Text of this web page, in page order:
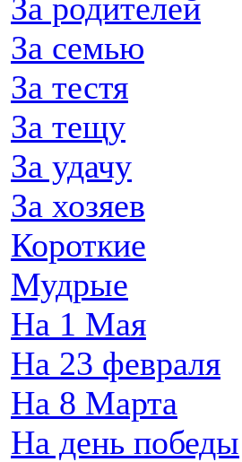
За родителей
За семью
За тестя
За тещу
За удачу
За хозяев
Короткие
Мудрые
На 1 Мая
На 23 февраля
На 8 Марта
На день победы